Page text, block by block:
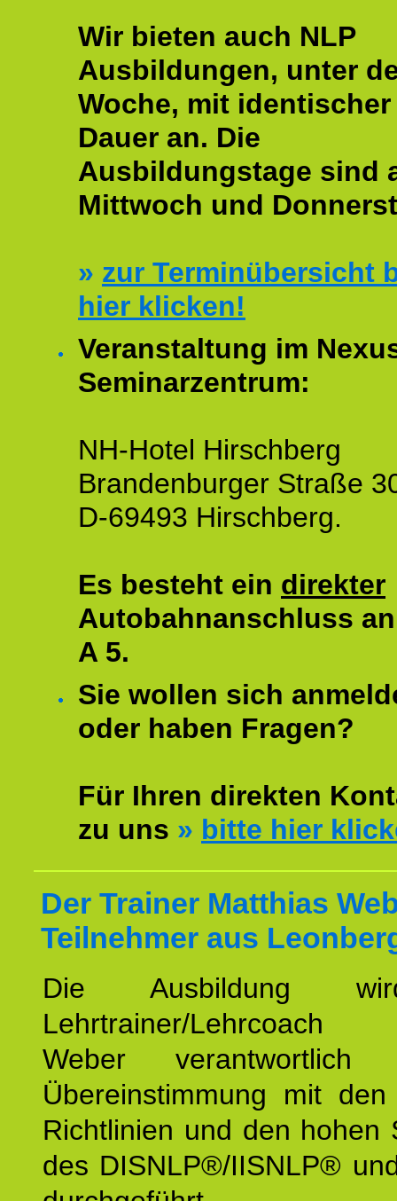
Wir bieten auch NLP
Ausbildungen, unter
Woche, mit identischer
Dauer an. Die
Ausbildungstage sind
Mittwoch und
» zur Terminübersicht
hier klicken!
Veranstaltung im
Seminarzentrum:
NH-Hotel Hirschberg
Brandenburger Straße
D-69493 Hirschberg.
Es besteht ein direkter
Autobahnanschluss
A 5.
Sie wollen sich
oder haben Fragen?
Für Ihren direkten
zu uns » bitte hier
Der Trainer Matthias
Teilnehmer aus
Die Ausbildung
Lehrtrainer/Lehrcoach
Weber
Übereinstimmung mit den
Richtlinien und den hohen
des DISNLP®/IISNLP®